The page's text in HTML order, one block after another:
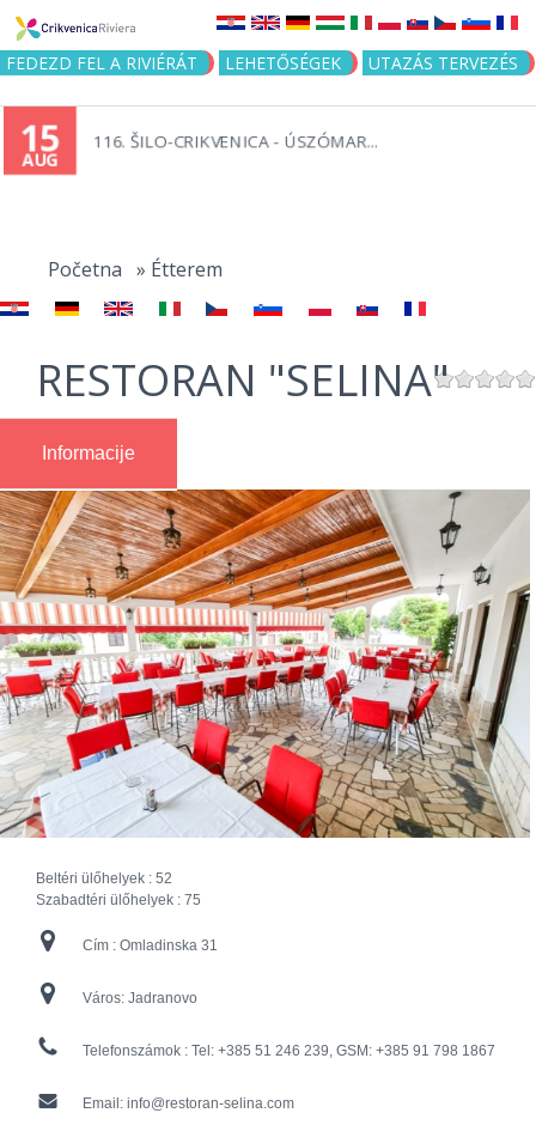
Jump to navigation
FEDEZD FEL A RIVIÉRÁT LEHETŐSÉGEK UTAZÁS TERVEZÉS
15
AUG
116. ŠILO-CRIKVENICA - ÚSZÓMAR...
here
Početna » Étterem
RESTORAN "SELINA"
Informacije
Beltéri ülőhelyek : 52
Szabadtéri ülőhelyek : 75
Cím : Omladinska 31
Város: Jadranovo
Telefonszámok : Tel: +385 51 246 239, GSM: +385 91 798 1867
Email: info@restoran-selina.com